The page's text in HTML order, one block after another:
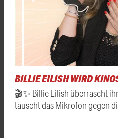
BILLIE EILISH WIRD
🎬✨ Billie Eilish überrascht
tauscht das Mikrofon gegen